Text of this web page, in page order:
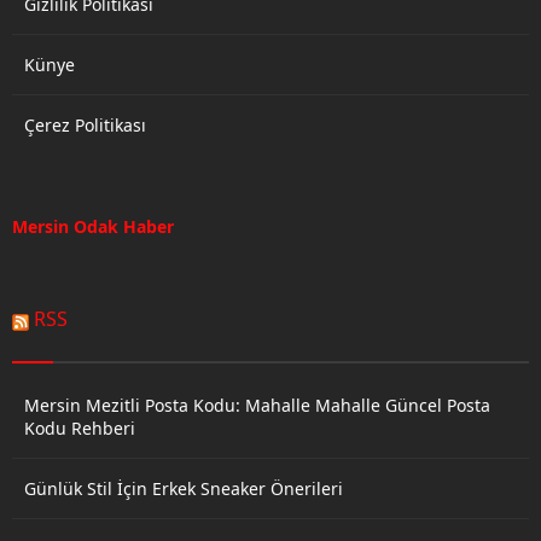
Künye
Çerez Politikası
Mersin Odak Haber
RSS
Mersin Mezitli Posta Kodu: Mahalle Mahalle Güncel Posta
Kodu Rehberi
Günlük Stil İçin Erkek Sneaker Önerileri